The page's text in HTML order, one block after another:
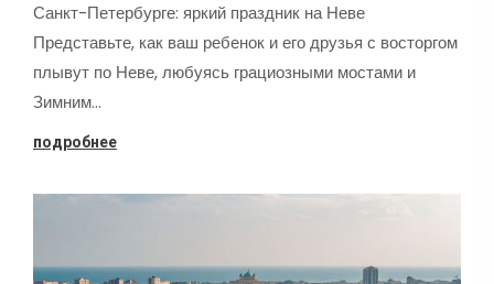
Санкт-Петербурге: яркий праздник на Неве
Представьте, как ваш ребенок и его друзья с восторгом
плывут по Неве, любуясь грациозными мостами и
Зимним…
подробнее